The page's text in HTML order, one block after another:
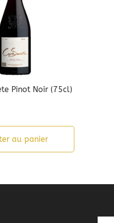
Pinot Noir (75cl)
au panier